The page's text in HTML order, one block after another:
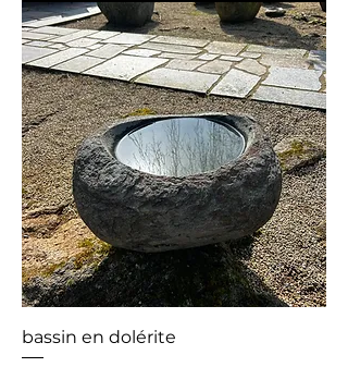
bassin en dolérite